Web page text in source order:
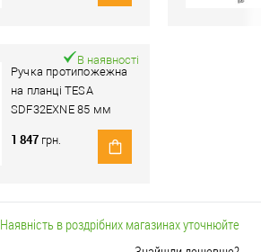
Ручка протипожежна
на планці TESA
SDF32EXNE 85 мм
В наявності
1 847 грн.
Наявність в роздрібних магазинах уточнюйте